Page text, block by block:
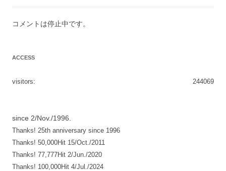
コメントは停止中です。
ACCESS
244069
visitors:
since 2/Nov./1996.
Thanks! 25th anniversary since 1996
Thanks! 50,000Hit 15/Oct./2011
Thanks! 77,777Hit 2/Jun./2020
Thanks! 100,000Hit 4/Jul./2024